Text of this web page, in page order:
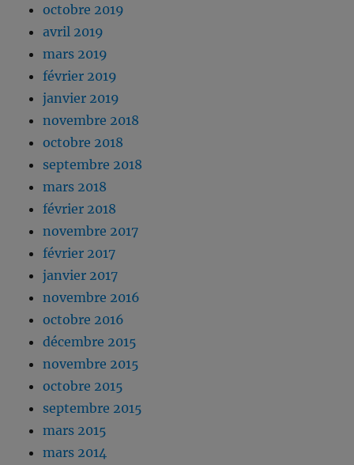
octobre 2019
avril 2019
mars 2019
février 2019
janvier 2019
novembre 2018
octobre 2018
septembre 2018
mars 2018
février 2018
novembre 2017
février 2017
janvier 2017
novembre 2016
octobre 2016
décembre 2015
novembre 2015
octobre 2015
septembre 2015
mars 2015
mars 2014